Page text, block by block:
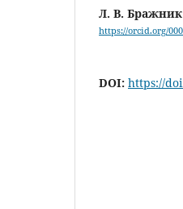
Л. В. Бражник
https://orcid.org/
DOI: https://